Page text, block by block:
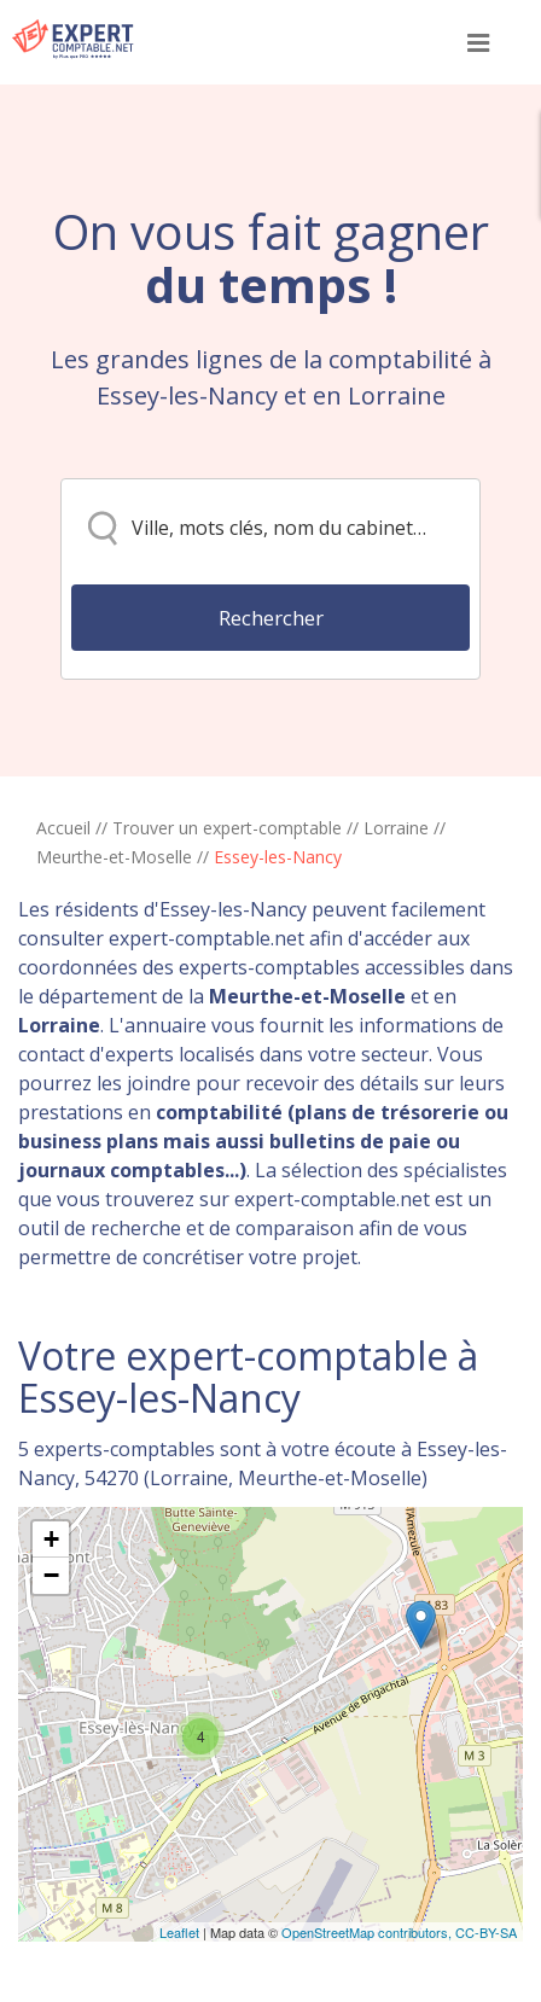
Menu
On vous fait gagner
du temps !
Les grandes lignes de la comptabilité à
Essey-les-Nancy et en Lorraine
Accueil // Trouver un expert-comptable // Lorraine //
Meurthe-et-Moselle // Essey-les-Nancy
Les résidents d'Essey-les-Nancy peuvent facilement
consulter expert-comptable.net afin d'accéder aux
coordonnées des experts-comptables accessibles dans
le département de la Meurthe-et-Moselle et en
Lorraine. L'annuaire vous fournit les informations de
contact d'experts localisés dans votre secteur. Vous
pourrez les joindre pour recevoir des détails sur leurs
prestations en comptabilité (plans de trésorerie ou
business plans mais aussi bulletins de paie ou
journaux comptables...). La sélection des spécialistes
que vous trouverez sur expert-comptable.net est un
outil de recherche et de comparaison afin de vous
permettre de concrétiser votre projet.
Votre expert-comptable à
Essey-les-Nancy
5 experts-comptables sont à votre écoute à Essey-les-
Nancy, 54270 (Lorraine, Meurthe-et-Moselle)
4
+
−
Leaflet | Map data ©OpenStreetMap contributors, CC-BY-SA